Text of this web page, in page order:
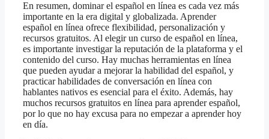
En resumen, dominar el español en línea es cada vez más
importante en la era digital y globalizada. Aprender
español en línea ofrece flexibilidad, personalización y
recursos gratuitos. Al elegir un curso de español en línea,
es importante investigar la reputación de la plataforma y el
contenido del curso. Hay muchas herramientas en línea
que pueden ayudar a mejorar la habilidad del español, y
practicar habilidades de conversación en línea con
hablantes nativos es esencial para el éxito. Además, hay
muchos recursos gratuitos en línea para aprender español,
por lo que no hay excusa para no empezar a aprender hoy
en día.